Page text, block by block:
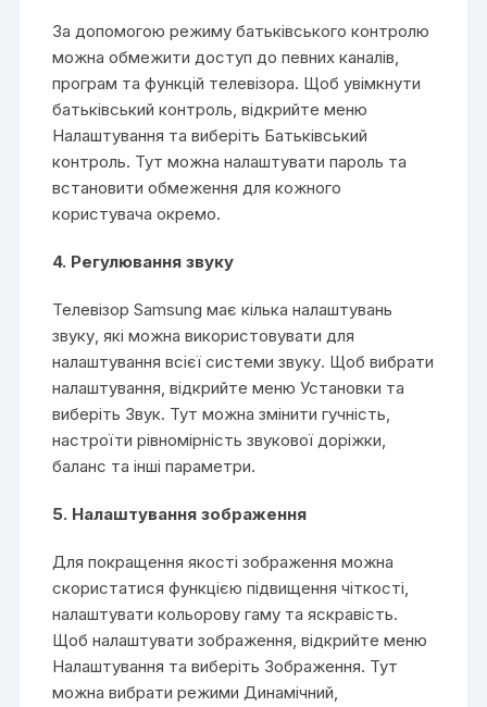
За допомогою режиму батьківського контролю
можна обмежити доступ до певних каналів,
програм та функцій телевізора. Щоб увімкнути
батьківський контроль, відкрийте меню
Налаштування та виберіть Батьківський
контроль. Тут можна налаштувати пароль та
встановити обмеження для кожного
користувача окремо.
4. Регулювання звуку
Телевізор Samsung має кілька налаштувань
звуку, які можна використовувати для
налаштування всієї системи звуку. Щоб вибрати
налаштування, відкрийте меню Установки та
виберіть Звук. Тут можна змінити гучність,
настроїти рівномірність звукової доріжки,
баланс та інші параметри.
5. Налаштування зображення
Для покращення якості зображення можна
скористатися функцією підвищення чіткості,
налаштувати кольорову гаму та яскравість.
Щоб налаштувати зображення, відкрийте меню
Налаштування та виберіть Зображення. Тут
можна вибрати режими Динамічний,